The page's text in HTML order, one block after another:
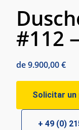
#112
de9.900,00€
Solicitar un
+ 49 (0)